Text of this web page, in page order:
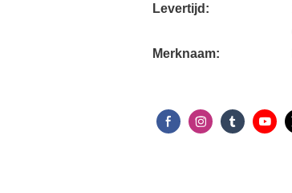
Levertijd:
Merknaam: